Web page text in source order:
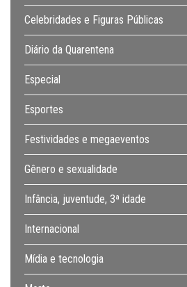
Celebridades e Figuras Públicas
Diário da Quarentena
Especial
Esportes
Festividades e megaeventos
Gênero e sexualidade
Infância, juventude, 3ª idade
Internacional
Mídia e tecnologia